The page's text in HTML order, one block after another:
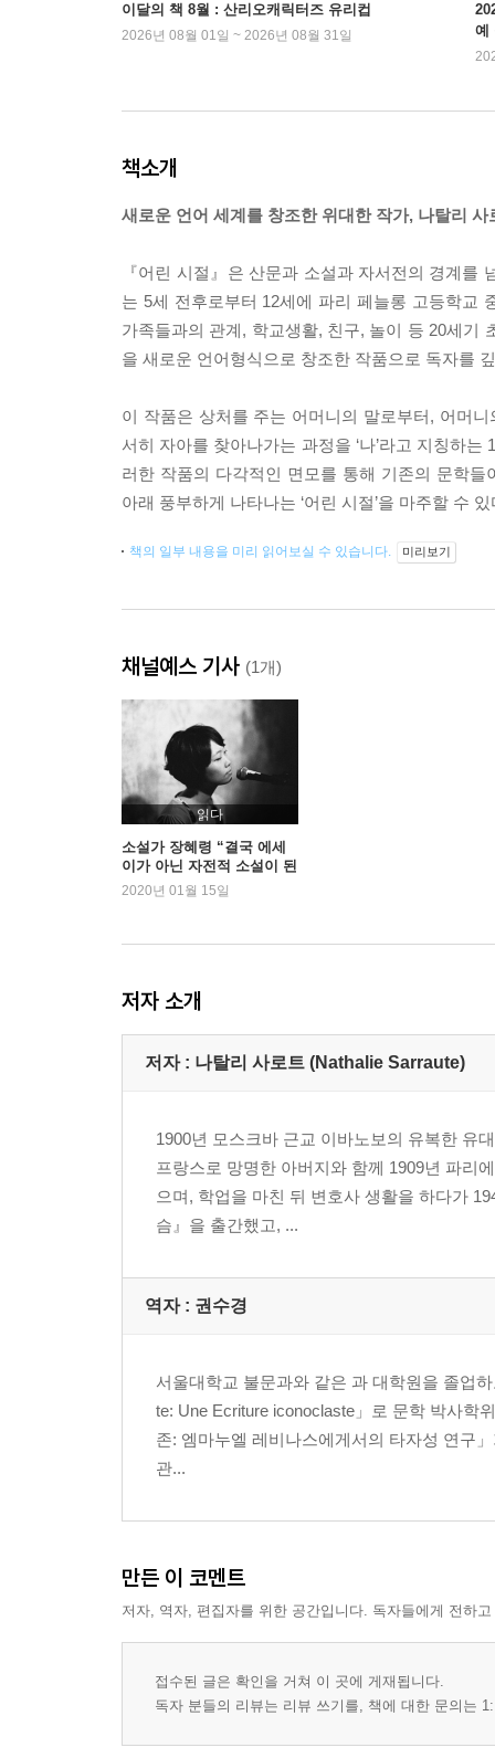
이달의 책 8월 : 산리오캐릭터즈 유리컵
2026년 08월 01일 ~ 2026년 08월 31일
예
책소개
새로운 언어 세계를 창조한 위대한 작가, 나탈리 사
『어린 시절』은 산문과 소설과 자서전의 경계
는 5세 전후로부터 12세에 파리 페늘롱 고등학교
가족들과의 관계, 학교생활, 친구, 놀이 등 20세기
을 새로운 언어형식으로 창조한 작품으로 독자를
이 작품은 상처를 주는 어머니의 말로부터, 어머
서히 자아를 찾아나가는 과정을 ‘나’라고 지칭하
러한 작품의 다각적인 면모를 통해 기존의 문학
아래 풍부하게 나타나는 ‘어린 시절’을 마주할 수 있
책의 일부 내용을 미리 읽어보실 수 있습니다. 미리보기
채널예스 기사 (1개)
읽다
소설가 장혜령 “결국 에세
이가 아닌 자전적 소설이 된
『진주』”
2020년 01월 15일
저자 소개
저자 : 나탈리 사로트 (Nathalie Sarraute)
1900년 모스크바 근교 이바노보의 유복한 유
프랑스로 망명한 아버지와 함께 1909년 파리
으며, 학업을 마친 뒤 변호사 생활을 하다가
슴』을 출간했고, ...
역자 : 권수경
서울대학교 불문과와 같은 과 대학원을 졸업
te: Une Ecriture iconoclaste」로 문학 박사학
존: 엠마누엘 레비나스에게서의 타자성 연구
관...
만든 이 코멘트
저자, 역자, 편집자를 위한 공간입니다. 독자들에게 전하
접수된 글은 확인을 거쳐 이 곳에 게재됩니다.
독자 분들의 리뷰는 리뷰 쓰기를, 책에 대한 문의는